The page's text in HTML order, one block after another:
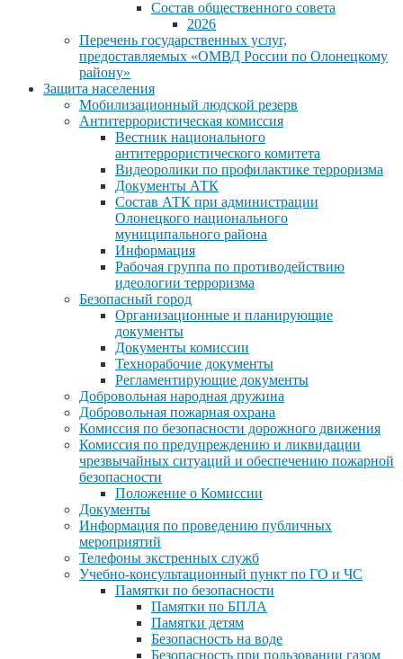
Состав общественного совета
2026
Перечень государственных услуг,
предоставляемых «ОМВД России по Олонецкому
району»
Защита населения
Мобилизационный людской резерв
Антитеррористическая комиссия
Вестник национального
антитеррористического комитета
Видеоролики по профилактике терроризма
Документы АТК
Состав АТК при администрации
Олонецкого национального
муниципального района
Информация
Рабочая группа по противодействию
идеологии терроризма
Безопасный город
Организационные и планирующие
документы
Документы комиссии
Технорабочие документы
Регламентирующие документы
Добровольная народная дружина
Добровольная пожарная охрана
Комиссия по безопасности дорожного движения
Комиссия по предупреждению и ликвидации
чрезвычайных ситуаций и обеспечению пожарной
безопасности
Положение о Комиссии
Документы
Информация по проведению публичных
мероприятий
Телефоны экстренных служб
Учебно-консультационный пункт по ГО и ЧС
Памятки по безопасности
Памятки по БПЛА
Памятки детям
Безопасность на воде
Безопасность при пользовании газом